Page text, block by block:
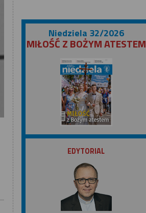
Niedziela 32/2026
MIŁOŚĆ Z BOŻYM ATESTEM
ZOBACZ
EDYTORIAL